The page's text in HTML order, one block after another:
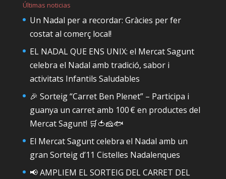
Últimas noticias
Un Nadal per a recordar: Gràcies per fer
costat al comerç local!
EL NADAL QUE ENS UNIX: el Mercat Sagunt
celebra el Nadal amb tradició, sabor i
activitats Infantils Saludables
🎉 Sorteig “Carret Ben Plenet” – Participa i
guanya un carret amb 100 € en productes del
Mercat Sagunt! 🛒🍅🧀🐟
El Mercat Sagunt celebra el Nadal amb un
gran Sorteig d’11 Cistelles Nadalenques
📢 AMPLIEM EL SORTEIG DEL CARRET DEL